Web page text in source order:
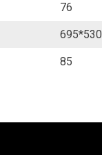
76
85